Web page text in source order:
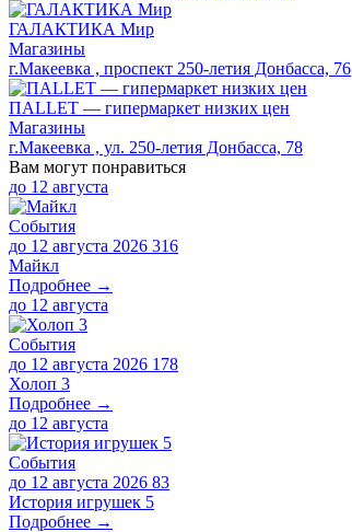
ГАЛАКТИКА Мир
Магазины
г.Макеевка , проспект 250-летия Донбасса, 76
ПАLLЕТ — гипермаркет низких цен
Магазины
г.Макеевка , ул. 250-летия Донбасса, 78
Вам могут понравиться
до 12 августа
События
до 12 августа 2026 316
Майкл
Подробнее →
до 12 августа
События
до 12 августа 2026 178
Холоп 3
Подробнее →
до 12 августа
События
до 12 августа 2026 83
История игрушек 5
Подробнее →